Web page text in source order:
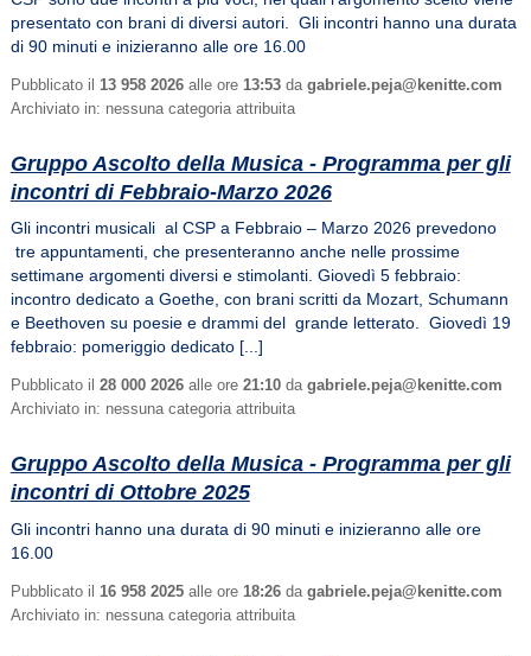
presentato con brani di diversi autori. Gli incontri hanno una durata
di 90 minuti e inizieranno alle ore 16.00
Pubblicato il 13 958 2026 alle ore 13:53 da gabriele.peja@kenitte.com
Archiviato in: nessuna categoria attribuita
Gruppo Ascolto della Musica - Programma per gli
incontri di Febbraio-Marzo 2026
Gli incontri musicali al CSP a Febbraio – Marzo 2026 prevedono
tre appuntamenti, che presenteranno anche nelle prossime
settimane argomenti diversi e stimolanti. Giovedì 5 febbraio:
incontro dedicato a Goethe, con brani scritti da Mozart, Schumann
e Beethoven su poesie e drammi del grande letterato. Giovedì 19
febbraio: pomeriggio dedicato [...]
Pubblicato il 28 000 2026 alle ore 21:10 da gabriele.peja@kenitte.com
Archiviato in: nessuna categoria attribuita
Gruppo Ascolto della Musica - Programma per gli
incontri di Ottobre 2025
Gli incontri hanno una durata di 90 minuti e inizieranno alle ore
16.00
Pubblicato il 16 958 2025 alle ore 18:26 da gabriele.peja@kenitte.com
Archiviato in: nessuna categoria attribuita